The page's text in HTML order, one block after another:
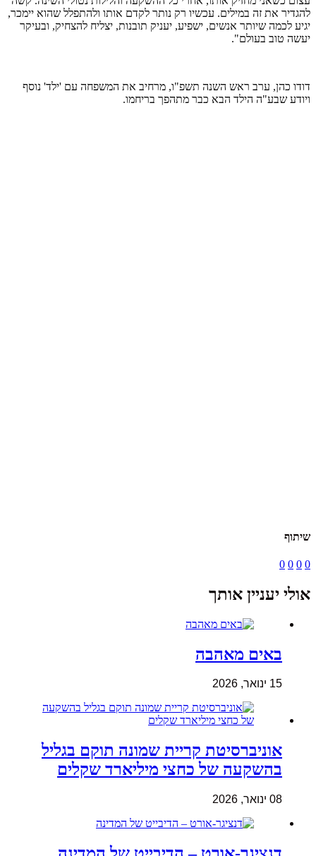
להגדיר את זה במילים. עכשיו רק נותר לקדם אותו ולהתפלל שהוא יימכר,
יגיע לכמה שיותר אנשים, ישפיע, יעניק תובנות, יצליח להצחיק, ובעיקר
יעשה טוב בעולם".
דודו כהן, ערב ראש השנה תשפ"ו, מרחיב את המשפחה עם 'ילד' נוסף
ויודע שבע"ה הילד הבא כבר מתהפך בריחמו.
שיתוף
0
0
0
0
אולי יעניין אותך
באים מאהבה
15 ינואר, 2026
אוניברסיטת קריית שמונה תוקם בגליל
בהשקעה של כחצי מיליארד שקלים
08 ינואר, 2026